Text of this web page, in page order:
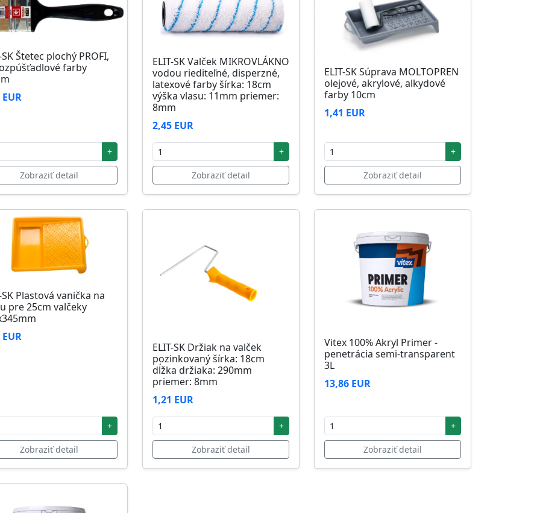
SK Štetec plochý PROFI,
farby
+
Zobraziť detail
ELIT-SK Valček MIKROVLÁKNO
vodou riediteľné, disperzné,
latexové farby šírka: 18cm
výška vlasu: 11mm priemer:
8mm
2,45 EUR
+
Zobraziť detail
ELIT-SK Súprava MOLTOPREN
olejové, akrylové, alkydové
farby 10cm
1,41 EUR
+
Zobraziť detail
SK Plastová vanička na
pre 25cm valčeky
+
Zobraziť detail
ELIT-SK Držiak na valček
pozinkovaný šírka: 18cm
dĺžka držiaka: 290mm
priemer: 8mm
1,21 EUR
+
Zobraziť detail
Vitex 100% Akryl Primer -
penetrácia semi-transparent
3L
13,86 EUR
+
Zobraziť detail